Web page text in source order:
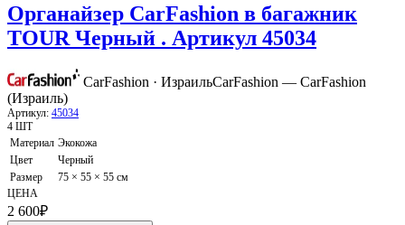
Органайзер CarFashion в багажник
TOUR Черный . Артикул 45034
CarFashion · ИзраильCarFashion — CarFashion
(Израиль)
Артикул: 45034
4 ШТ
Материал Экокожа
Цвет
Черный
Размер
75 × 55 × 55 см
ЦЕНА
2 600₽